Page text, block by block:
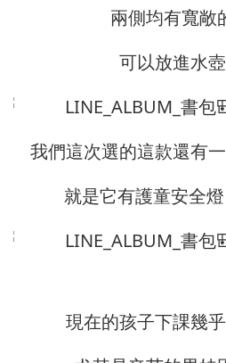
兩側均有寬敞
可以放進水
我們這次選的這款還有
就是它有護童安全
現在的孩子下課幾